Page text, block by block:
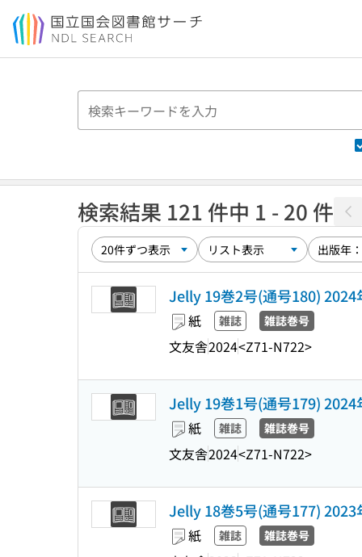
本文へ移動
検索結果 121 件中 1 - 20 件
Jelly 19巻2号(通号180) 2024
紙 雑誌 雑誌巻号
文友舎2024<Z71-N722>
Jelly 19巻1号(通号179) 2024
紙 雑誌 雑誌巻号
文友舎2024<Z71-N722>
Jelly 18巻5号(通号177) 2023
紙 雑誌 雑誌巻号